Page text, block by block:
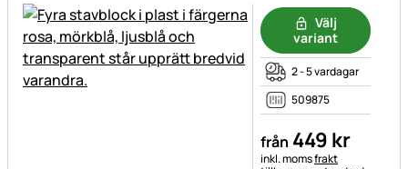
Välj
variant
2 - 5 vardagar
509875
från 449 kr
Skatteinformation:
inkl. momsfrakt